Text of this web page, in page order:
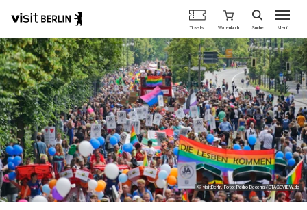
Direkt
zum
Inhalt
Berlins
offizielles
Tourismusportal
Menü
Tickets Warenkorb Suche
© visitBerlin, Foto: Pedro Becerra/STAGEVIEW.de